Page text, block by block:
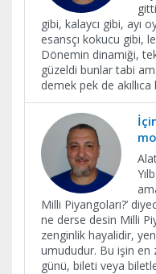
gibi, kalaycı gibi, ayı
esansçı kokucu gibi,
Dönemin dinamiği,
güzeldi bunlar tabi
demek pek de
Milli Piyangoları?’
ne derse desin Milli
zenginlik hayalidir,
umududur. Bu işin en
günü, bileti veya